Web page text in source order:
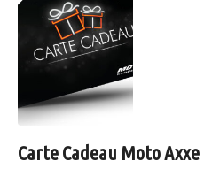
Carte Cadeau Moto Axxe